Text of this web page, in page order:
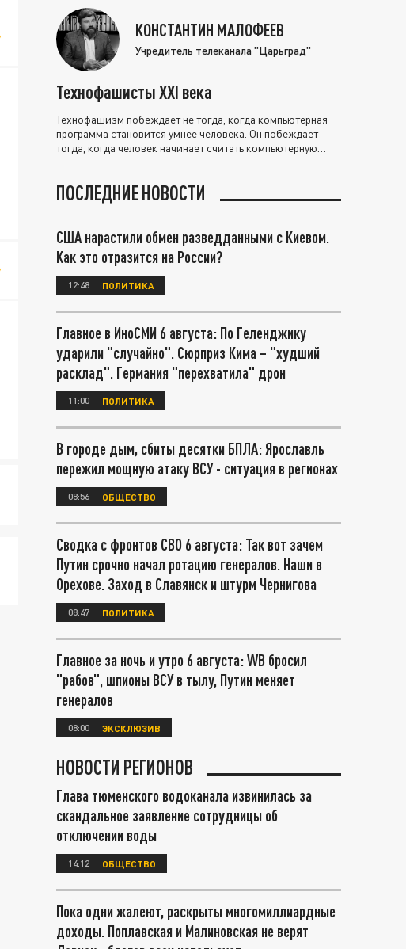
КОНСТАНТИН МАЛОФЕЕВ
Учредитель телеканала "Царьград"
Технофашисты XXI века
Технофашизм побеждает не тогда, когда компьютерная
программа становится умнее человека. Он побеждает
тогда, когда человек начинает считать компьютерную
ПОСЛЕДНИЕ НОВОСТИ
США нарастили обмен разведданными с Киевом.
Как это отразится на России?
12:48 ПОЛИТИКА
Главное в ИноСМИ 6 августа: По Геленджику
ударили "случайно". Сюрприз Кима – "худший
расклад". Германия "перехватила" дрон
11:00 ПОЛИТИКА
В городе дым, сбиты десятки БПЛА: Ярославль
пережил мощную атаку ВСУ - ситуация в регионах
08:56 ОБЩЕСТВО
Сводка с фронтов СВО 6 августа: Так вот зачем
Путин срочно начал ротацию генералов. Наши в
Орехове. Заход в Славянск и штурм Чернигова
08:47 ПОЛИТИКА
Главное за ночь и утро 6 августа: WB бросил
"рабов", шпионы ВСУ в тылу, Путин меняет
генералов
08:00 ЭКСКЛЮЗИВ
НОВОСТИ РЕГИОНОВ
Глава тюменского водоканала извинилась за
скандальное заявление сотрудницы об
отключении воды
14:12 ОБЩЕСТВО
Пока одни жалеют, раскрыты многомиллиардные
доходы. Поплавская и Малиновская не верят